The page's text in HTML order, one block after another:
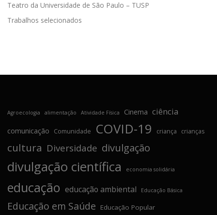
Teatro da Universidade de São Paulo – TUSP
Trabalhos selecionados
Agroecologia alimentação Atividade Física Cinema ciência
comunicação Comunidade COVID-19 criança crianças
cultura Diversidade divulgação
divulgação científica economia solidária
educação educação ambiental Educação Básica
Educação em Saúde Educação Popular